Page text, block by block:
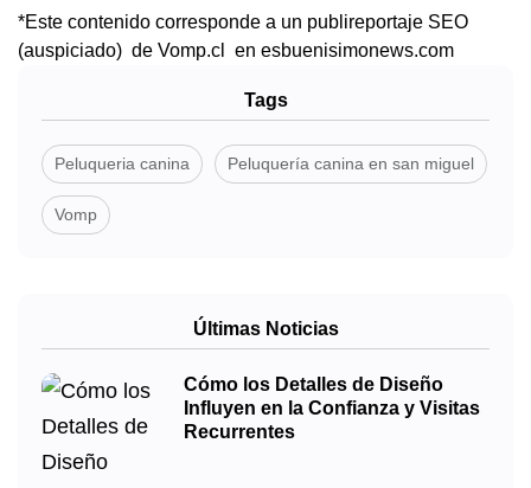
*Este contenido corresponde a un publireportaje SEO
(auspiciado) de Vomp.cl en esbuenisimonews.com
Tags
Peluqueria canina Peluquería canina en san miguel
Vomp
Últimas Noticias
Cómo los Detalles de Diseño
Influyen en la Confianza y Visitas
Recurrentes